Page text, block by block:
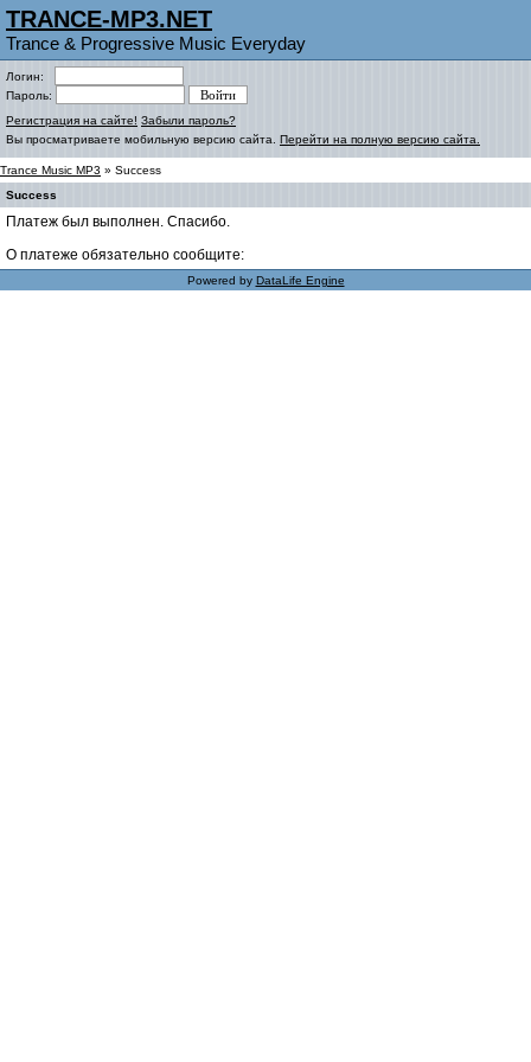
TRANCE-MP3.NET
Trance & Progressive Music Everyday
Логин:
Пароль:
Регистрация на сайте! Забыли пароль?
Вы просматриваете мобильную версию сайта. Перейти на полную версию сайта.
Trance Music MP3 » Success
Success
Платеж был выполнен. Спасибо.
О платеже обязательно сообщите:
Powered by DataLife Engine